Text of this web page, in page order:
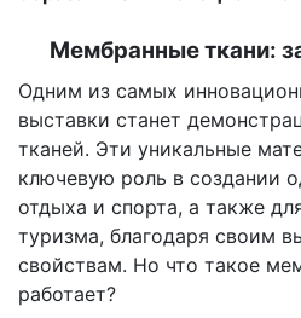
Мембранные ткани:
Одним из самых
выставки станет
тканей. Эти уникальные
ключевую роль в создании
отдыха и спорта, а также
туризма, благодаря своим
свойствам. Но что такое
работает?